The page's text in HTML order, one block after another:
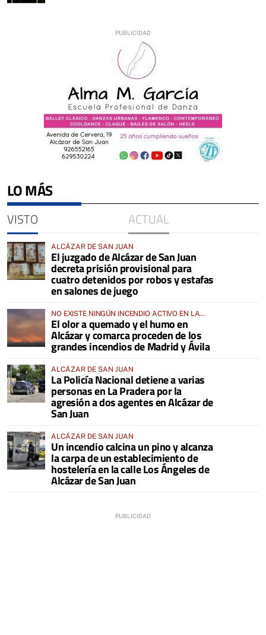
LO MÁS
VISTO ACTUAL
ALCÁZAR DE SAN JUAN
El juzgado de Alcázar de San Juan
decreta prisión provisional para
cuatro detenidos por robos y estafas
en salones de juego
NO EXISTE NINGÚN INCENDIO ACTIVO EN LA
COMARCA
El olor a quemado y el humo en
Alcázar y comarca proceden de los
grandes incendios de Madrid y Ávila
ALCÁZAR DE SAN JUAN
La Policía Nacional detiene a varias
personas en La Pradera por la
agresión a dos agentes en Alcázar de
San Juan
ALCÁZAR DE SAN JUAN
Un incendio calcina un pino y alcanza
la carpa de un establecimiento de
hostelería en la calle Los Ángeles de
Alcázar de San Juan